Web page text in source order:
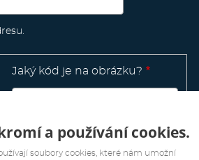
Jaký kód je na obrázku?
Manage
existing
a používání cookies.
soubory cookies, které nám umožní